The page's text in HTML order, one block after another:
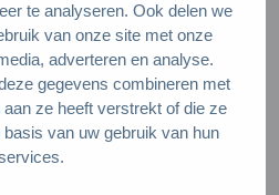
te analyseren. Ook delen we
van onze site met onze
adverteren en analyse.
gegevens combineren met
ze heeft verstrekt of die ze
van uw gebruik van hun